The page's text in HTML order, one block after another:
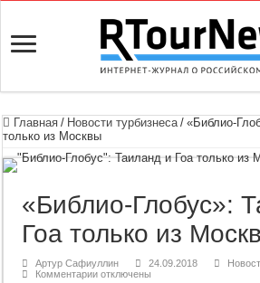
Главная / Новости турбизнеса / «Библио-
только из Москвы
«Библио-Глобус»:
Гоа только из
Артур Сафиуллин 24.09.2018
Комментариикотключены